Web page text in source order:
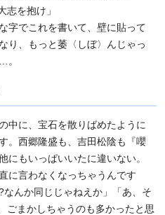
志を抱け」
字でこれを書いて、壁に貼って
り、もっと萎〈しぼ〉んじゃっ
。
中に、宝石を散りばめたように
。西郷隆盛も、吉田松陰も『嚶
にもいっぱいいたに違いない。
に言わなくなっちゃうんです
んか同じじゃねえか」「あ、そ
ごまかしちゃうのも多かったと思